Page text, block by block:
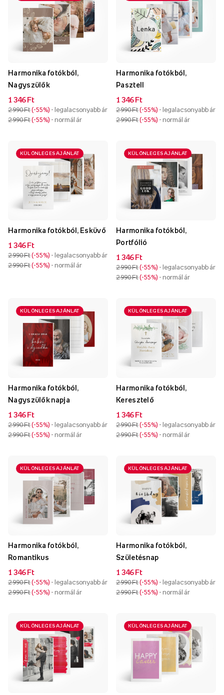
Harmonika fotókból,
Nagyszülők
1 346 Ft
2 990 Ft -55% - legalacsonyabb ár
2 990 Ft -55% - normál ár
Harmonika fotókból,
Pasztell
1 346 Ft
2 990 Ft -55% - legalacsonyabb ár
2 990 Ft -55% - normál ár
KÜLÖNLEGES AJÁNLAT
Harmonika fotókból, Esküvő
1 346 Ft
2 990 Ft -55% - legalacsonyabb ár
2 990 Ft -55% - normál ár
KÜLÖNLEGES AJÁNLAT
Harmonika fotókból,
Portfólió
1 346 Ft
2 990 Ft -55% - legalacsonyabb ár
2 990 Ft -55% - normál ár
KÜLÖNLEGES AJÁNLAT
Harmonika fotókból,
Nagyszülők napja
1 346 Ft
2 990 Ft -55% - legalacsonyabb ár
2 990 Ft -55% - normál ár
KÜLÖNLEGES AJÁNLAT
Harmonika fotókból,
Keresztelő
1 346 Ft
2 990 Ft -55% - legalacsonyabb ár
2 990 Ft -55% - normál ár
KÜLÖNLEGES AJÁNLAT
Harmonika fotókból,
Romantikus
1 346 Ft
2 990 Ft -55% - legalacsonyabb ár
2 990 Ft -55% - normál ár
KÜLÖNLEGES AJÁNLAT
Harmonika fotókból,
Születésnap
1 346 Ft
2 990 Ft -55% - legalacsonyabb ár
2 990 Ft -55% - normál ár
KÜLÖNLEGES AJÁNLAT KÜLÖNLEGES AJÁNLAT